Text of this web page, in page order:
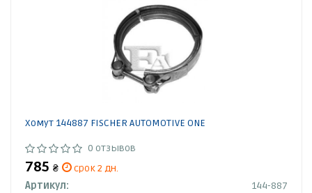
Хомут 144887 FISCHER AUTOMOTIVE ONE
0 отзывов
785 ₴
срок 2 дн.
Артикул:
144-887